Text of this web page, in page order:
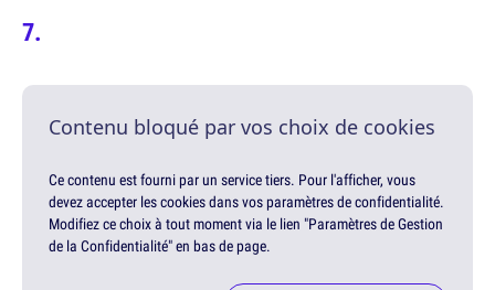
Contenu bloqué par vos choix de cookies
Ce contenu est fourni par un service tiers. Pour l'afficher, vous
devez accepter les cookies dans vos paramètres de confidentialité.
Modifiez ce choix à tout moment via le lien "Paramètres de Gestion
de la Confidentialité" en bas de page.